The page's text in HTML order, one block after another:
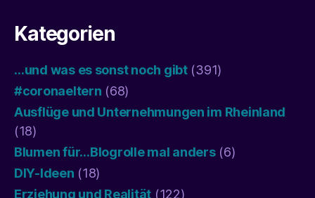
Kategorien
…und was es sonst noch gibt(391)
#coronaeltern (68)
Ausflüge und Unternehmungen im Rheinland
(18)
Blumen für…Blogrolle mal anders(6)
DIY-Ideen (18)
Erziehung und Realität (122)